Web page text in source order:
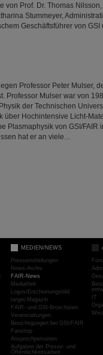
von Prof. Dr. Thomas
Stummeyer,
Geschäftsführer von
Professor Peter Mulser,
Professor Mulser war von
der Technischen
über Hochintensive Licht-
Plasmaphysik von GSI/FAIR
hat er an viele…
MEDIEN/NEWS
Pressemitteilungen
News-Archiv
FAIR-News
Mediathek
Logos/Erscheinungsbild
target-Magazin
FAIR- und GSI-Broschüren
Veranstaltungen
Besichtigungen bei GSI/FAIR
Fanshop
Ansprechpersonen
Aufgaben der Presse- und
Öffentlichkeitsarbeit
IT